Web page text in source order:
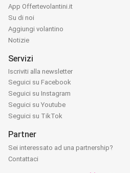
App Offertevolantini.it
Su di noi
Aggiungi volantino
Notizie
Servizi
Iscriviti alla newsletter
Seguici su Facebook
Seguici su Instagram
Seguici su Youtube
Seguici su TikTok
Partner
Sei interessato ad una partnership?
Contattaci